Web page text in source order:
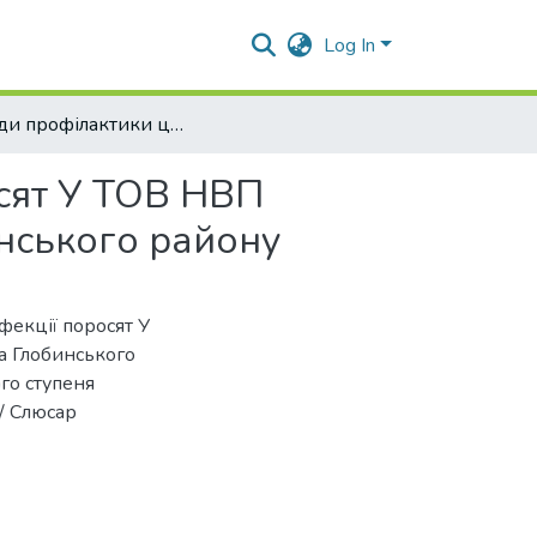
Log In
Заходи профілактики цирковірусної інфекції поросят У ТОВ НВП «Глобинський свинокомплекс» с. Шепелівка Глобинського району
У ТОВ НВП
району
поросят У
ступеня
Слюсар